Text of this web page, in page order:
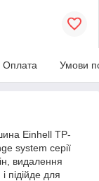
Оплата Умови
Einhell TP-
system серії
видалення
підійде для